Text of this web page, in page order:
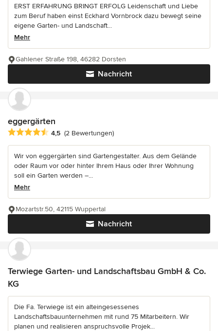
ERST ERFAHRUNG BRINGT ERFOLG Leidenschaft und Liebe
zum Beruf haben einst Eckhard Vornbrock dazu bewegt seine
eigene Garten- und Landschaft...
Mehr
Nachricht
Gahlener Straße 198, 46282 Dorsten
eggergärten
Durchschnittliche Bewertung: 4.5 von 5 Sternen
4,5 (2 Bewertungen)
Wir von eggergärten sind Gartengestalter. Aus dem Gelände
oder Raum vor oder hinter Ihrem Haus oder Ihrer Wohnung
soll ein Garten werden –...
Mehr
Nachricht
Mozartstr.50, 42115 Wuppertal
Terwiege Garten- und Landschaftsbau GmbH & Co.
KG
Die Fa. Terwiege ist ein alteingesessenes
Landschaftsbauunternehmen mit rund 75 Mitarbeitern. Wir
planen und realisieren anspruchsvolle Projek...